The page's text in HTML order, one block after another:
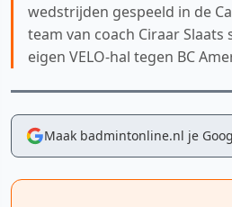
wedstrijden gespeeld in de
team van coach Ciraar
eigen VELO-hal tegen BC
Maak badmintonline.nl je